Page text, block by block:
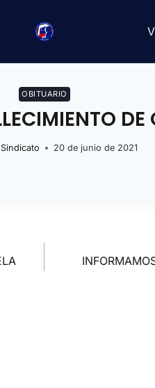
OBITUARIO
20 de junio de 2021